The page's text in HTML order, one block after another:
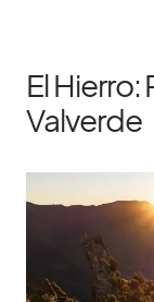
El
Valverde